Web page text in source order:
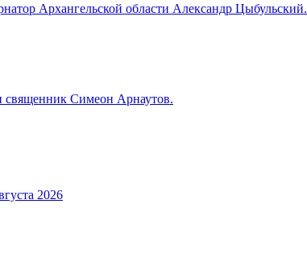
Архангельской области Александр Цыбульский.
священник Симеон Арнаутов.
2026